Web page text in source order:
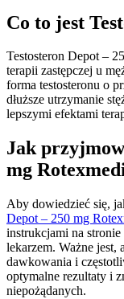
Co to jest
Testosteron Depot –
terapii zastępczej u
forma testosteronu o
dłuższe utrzymanie
lepszymi efektami
Jak
mg
Aby dowiedzieć się,
Depot – 250 mg
instrukcjami na
lekarzem. Ważne jest,
dawkowania i
optymalne rezultaty i
niepożądanych.